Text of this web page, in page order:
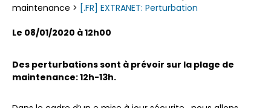
maintenance > [.FR] EXTRANET: Perturbation
Le 08/01/2020 à 12h00
Des perturbations sont à prévoir sur la plage de
maintenance: 12h-13h.